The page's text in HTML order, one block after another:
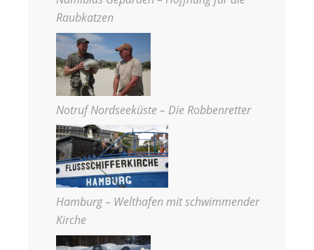
Raubkatzen
Notruf Nordseeküste – Die Robbenretter
Hamburg – Welthafen mit schwimmender
Kirche